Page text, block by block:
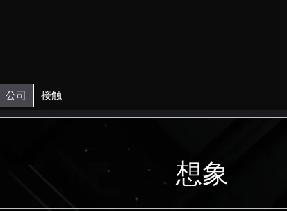
公司 接触
想象